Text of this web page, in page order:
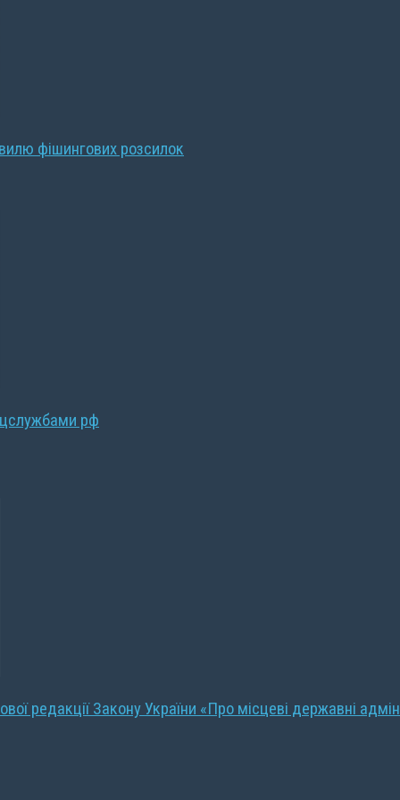
фішингових розсилок
рф
редакції Закону України «Про місцеві державні